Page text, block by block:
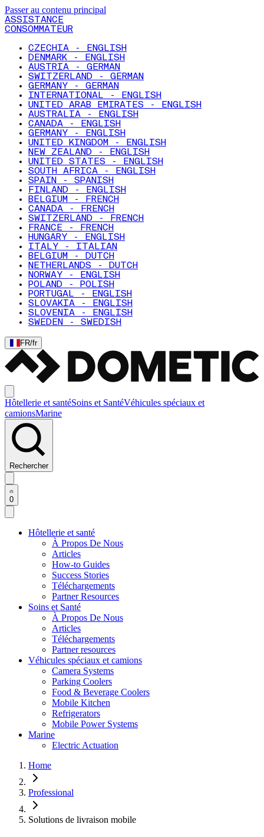
Passer au contenu principal
ASSISTANCE
CONSOMMATEUR
CZECHIA - ENGLISH
DENMARK - ENGLISH
AUSTRIA - GERMAN
SWITZERLAND - GERMAN
GERMANY - GERMAN
INTERNATIONAL - ENGLISH
UNITED ARAB EMIRATES - ENGLISH
AUSTRALIA - ENGLISH
CANADA - ENGLISH
GERMANY - ENGLISH
UNITED KINGDOM - ENGLISH
NEW ZEALAND - ENGLISH
UNITED STATES - ENGLISH
SOUTH AFRICA - ENGLISH
SPAIN - SPANISH
FINLAND - ENGLISH
BELGIUM - FRENCH
CANADA - FRENCH
SWITZERLAND - FRENCH
FRANCE - FRENCH
HUNGARY - ENGLISH
ITALY - ITALIAN
BELGIUM - DUTCH
NETHERLANDS - DUTCH
NORWAY - ENGLISH
POLAND - POLISH
PORTUGAL - ENGLISH
SLOVAKIA - ENGLISH
SLOVENIA - ENGLISH
SWEDEN - SWEDISH
FR/fr
Hôtellerie et santéSoins et SantéVéhicules spéciaux et
camionsMarine
Rechercher
0
Hôtellerie et santé
À Propos De Nous
Articles
How-to Guides
Success Stories
Téléchargements
Partner Resources
Soins et Santé
À Propos De Nous
Articles
Téléchargements
Partner resources
Véhicules spéciaux et camions
Camera Systems
Parking Coolers
Food & Beverage Coolers
Mobile Kitchen
Refrigerators
Mobile Power Systems
Marine
Electric Actuation
Home
Professional
Solutions de livraison mobile